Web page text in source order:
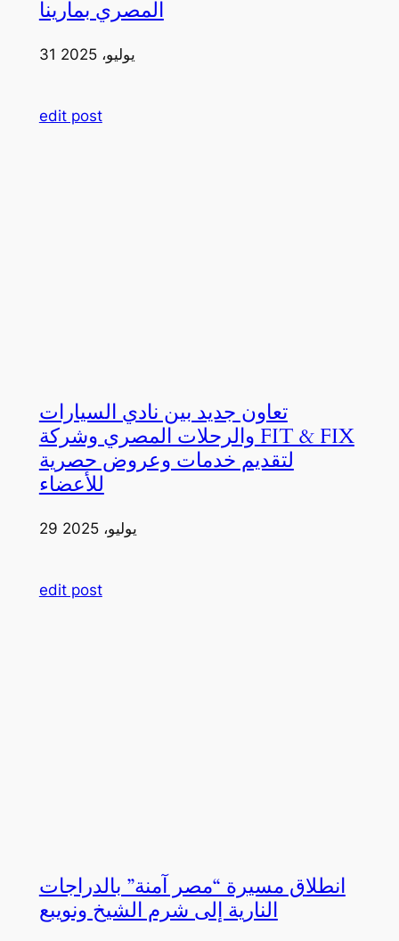
المصري بمارينا
31 يوليو، 2025
edit post
تعاون جديد بين نادي السيارات
والرحلات المصري وشركة FIT & FIX
لتقديم خدمات وعروض حصرية
للأعضاء
29 يوليو، 2025
edit post
انطلاق مسيرة “مصر آمنة” بالدراجات
النارية إلى شرم الشيخ ونويبع